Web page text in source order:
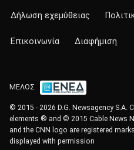
Δήλωση εχεμύθειας
Επικοινωνία Διαφήμιση
ΜΕΛΟΣ
© 2015 - 2026 D.G. Newsagency S.A.
elements ® and © 2015 Cable News
and the CNN logo are registered
displayed with permission